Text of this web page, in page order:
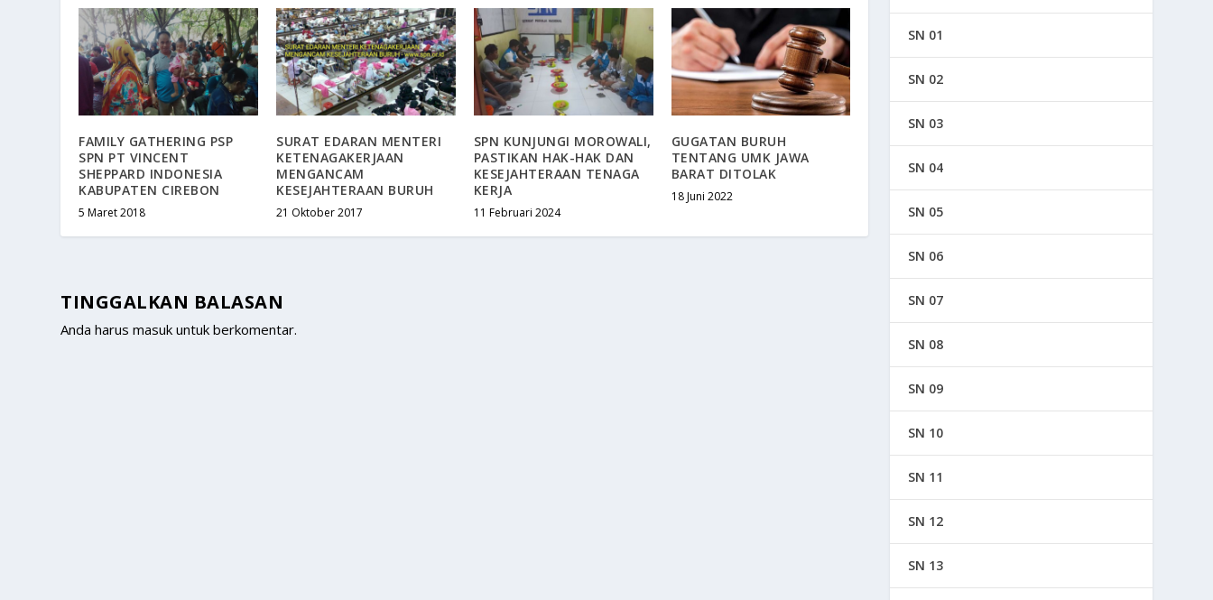
FAMILY GATHERING PSP
SPN PT VINCENT
SHEPPARD INDONESIA
KABUPATEN CIREBON
5 Maret 2018
SURAT EDARAN MENTERI
KETENAGAKERJAAN
MENGANCAM
KESEJAHTERAAN BURUH
21 Oktober 2017
SPN KUNJUNGI MOROWALI,
PASTIKAN HAK-HAK DAN
KESEJAHTERAAN TENAGA
KERJA
11 Februari 2024
GUGATAN BURUH
TENTANG UMK JAWA
BARAT DITOLAK
18 Juni 2022
TINGGALKAN BALASAN
Anda harusmasuk untuk berkomentar.
SN 01
SN 02
SN 03
SN 04
SN 05
SN 06
SN 07
SN 08
SN 09
SN 10
SN 11
SN 12
SN 13